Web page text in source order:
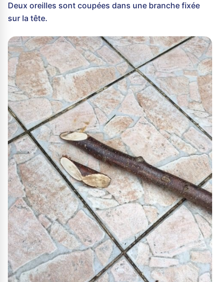
Deux oreilles sont coupées dans une branche fixée
sur la tête.